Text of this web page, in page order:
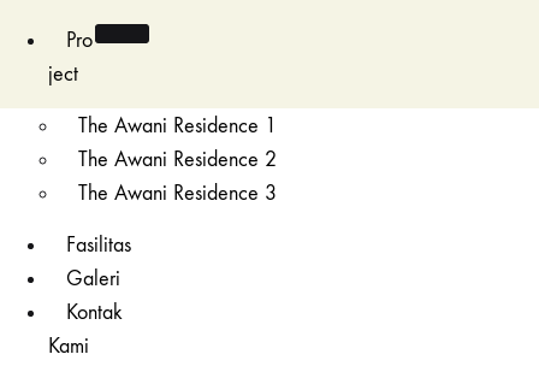
Pro
ject
The Awani Residence 1
The Awani Residence 2
The Awani Residence 3
Fasilitas
Galeri
Kontak
Kami